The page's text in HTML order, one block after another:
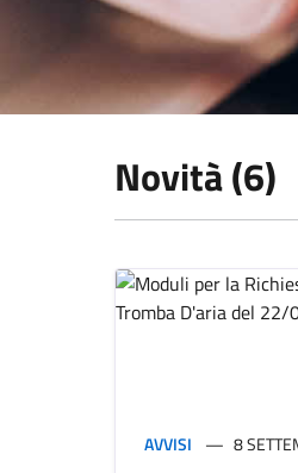
Novità (6)
AVVISI 8